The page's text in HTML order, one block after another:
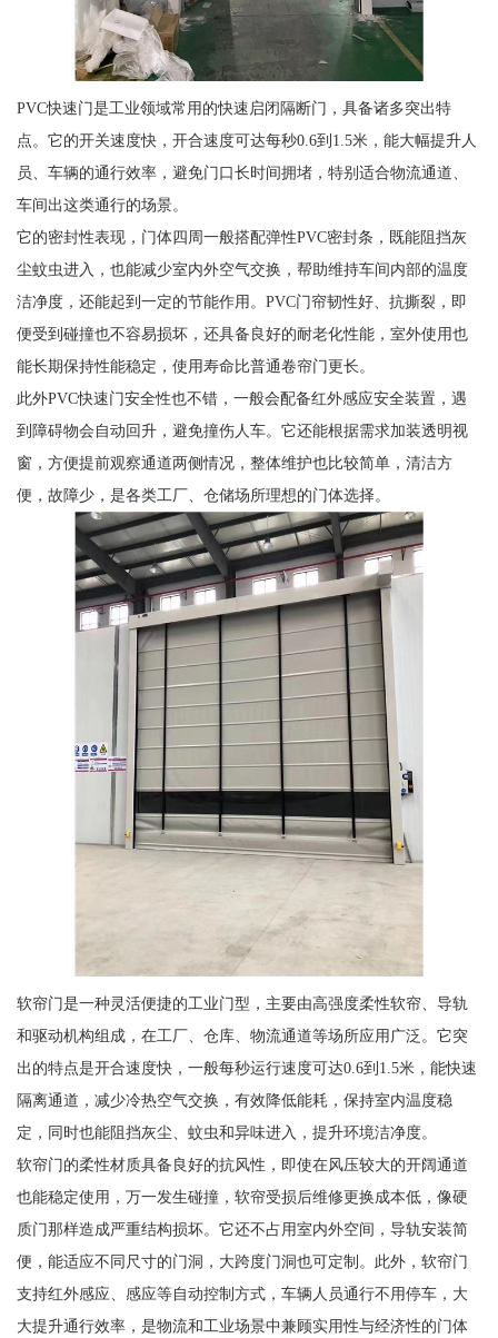
PVC快速门是工业领域常用的快速启闭隔断门，具备诸多突出特
点。它的开关速度快，开合速度可达每秒0.6到1.5米，能大幅提升人
员、车辆的通行效率，避免门口长时间拥堵，特别适合物流通道、
车间出这类通行的场景。
它的密封性表现，门体四周一般搭配弹性PVC密封条，既能阻挡灰
尘蚊虫进入，也能减少室内外空气交换，帮助维持车间内部的温度
洁净度，还能起到一定的节能作用。PVC门帘韧性好、抗撕裂，即
便受到碰撞也不容易损坏，还具备良好的耐老化性能，室外使用也
能长期保持性能稳定，使用寿命比普通卷帘门更长。
此外PVC快速门安全性也不错，一般会配备红外感应安全装置，遇
到障碍物会自动回升，避免撞伤人车。它还能根据需求加装透明视
窗，方便提前观察通道两侧情况，整体维护也比较简单，清洁方
便，故障少，是各类工厂、仓储场所理想的门体选择。
软帘门是一种灵活便捷的工业门型，主要由高强度柔性软帘、导轨
和驱动机构组成，在工厂、仓库、物流通道等场所应用广泛。它突
出的特点是开合速度快，一般每秒运行速度可达0.6到1.5米，能快速
隔离通道，减少冷热空气交换，有效降低能耗，保持室内温度稳
定，同时也能阻挡灰尘、蚊虫和异味进入，提升环境洁净度。
软帘门的柔性材质具备良好的抗风性，即使在风压较大的开阔通道
也能稳定使用，万一发生碰撞，软帘受损后维修更换成本低，像硬
质门那样造成严重结构损坏。它还不占用室内外空间，导轨安装简
便，能适应不同尺寸的门洞，大跨度门洞也可定制。此外，软帘门
支持红外感应、感应等自动控制方式，车辆人员通行不用停车，大
大提升通行效率，是物流和工业场景中兼顾实用性与经济性的门体